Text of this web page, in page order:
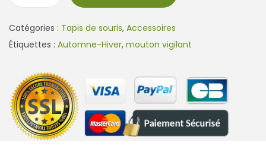
a
n
i
t
é
d
Catégories : Tapis de souris, Accessoires
Étiquettes : Automne-Hiver, mouton vigilant